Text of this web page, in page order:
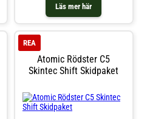
Läs mer här
Atomic Rödster C5
Skintec Shift Skidpaket
REA